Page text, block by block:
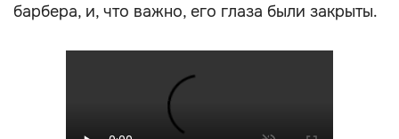
барбера, и, что важно, его глаза были закрыты.